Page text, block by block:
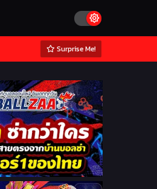
Surprise Me!